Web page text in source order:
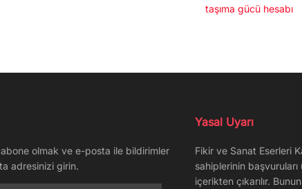
taşıma gücü hesabı
olmak ve e-posta ile bildirimler
adresinizi girin.
Yasal Uyarı
Fikir ve Sanat Eserleri
sahiplerinin
içerikten çıkarılır.